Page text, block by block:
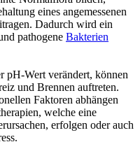
eines angemessenen
Dadurch wird ein
pathogene Bakterien
pH-Wert verändert, können
und Brennen auftreten.
Faktoren abhängen
welche eine
erfolgen oder auch